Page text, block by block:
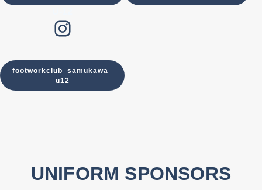
Instagram
footworkclub_samukawa_
u12
UNIFORM SPONSORS